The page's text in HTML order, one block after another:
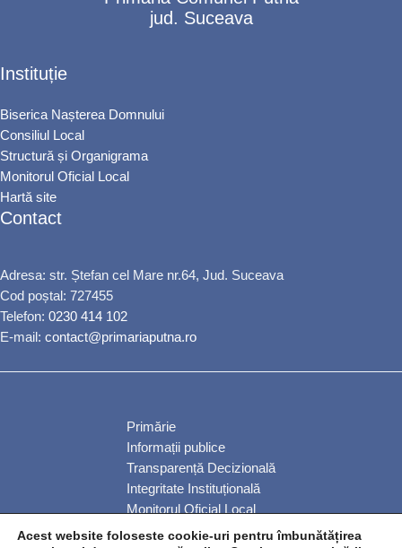
jud. Suceava
Instituție
Biserica Nașterea Domnului
Consiliul Local
Structură și Organigrama
Monitorul Oficial Local
Hartă site
Contact
Adresa: str. Ștefan cel Mare nr.64, Jud. Suceava
Cod poștal: 727455
Telefon: 0230 414 102
E-mail: contact@primariaputna.ro
Primărie
Informații publice
Transparență Decizională
Integritate Instituțională
Monitorul Oficial Local
Servicii publice
Acest website foloseste cookie-uri pentru îmbunătățirea